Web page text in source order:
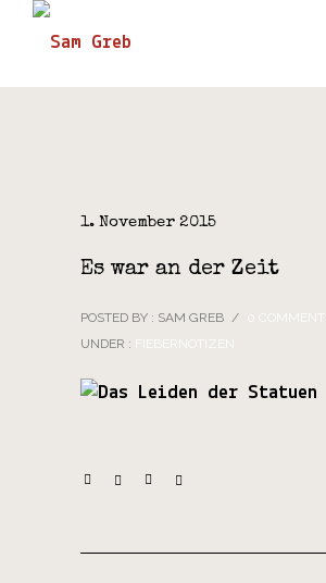
1. November 2015
Es war an der Zeit
POSTED BY : SAM GREB / 0 COMMENTS
UNDER : FIEBERNOTIZEN